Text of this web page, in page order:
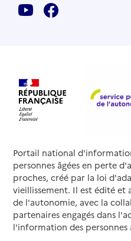
Portail national
personnes âgées en perte
proches, créé par la loi
vieillissement. Il est édité et
de l'autonomie, avec la
partenaires engagés dans
l'information des personnes